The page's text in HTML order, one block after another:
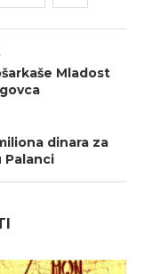
Mladost
dinara za
Palanci